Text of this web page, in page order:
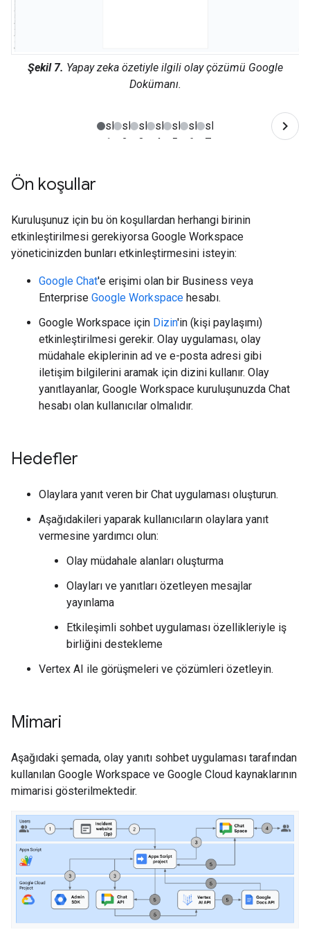
Şekil 7. Yapay zeka özetiyle ilgili olay çözümü Google
Dokümanı.
Ön koşullar
Kuruluşunuz için bu ön koşullardan herhangi birinin
etkinleştirilmesi gerekiyorsa Google Workspace
yöneticinizden bunları etkinleştirmesini isteyin:
Google Chat'e erişimi olan bir Business veya
Enterprise Google Workspace hesabı.
Google Workspace için Dizin'in (kişi paylaşımı)
etkinleştirilmesi gerekir. Olay uygulaması, olay
müdahale ekiplerinin ad ve e-posta adresi gibi
iletişim bilgilerini aramak için dizini kullanır. Olay
yanıtlayanlar, Google Workspace kuruluşunuzda Chat
hesabı olan kullanıcılar olmalıdır.
Hedefler
Olaylara yanıt veren bir Chat uygulaması oluşturun.
Aşağıdakileri yaparak kullanıcıların olaylara yanıt
vermesine yardımcı olun:
Olay müdahale alanları oluşturma
Olayları ve yanıtları özetleyen mesajlar
yayınlama
Etkileşimli sohbet uygulaması özellikleriyle iş
birliğini destekleme
Vertex AI ile görüşmeleri ve çözümleri özetleyin.
Mimari
Aşağıdaki şemada, olay yanıtı sohbet uygulaması tarafından
kullanılan Google Workspace ve Google Cloud kaynaklarının
mimarisi gösterilmektedir.